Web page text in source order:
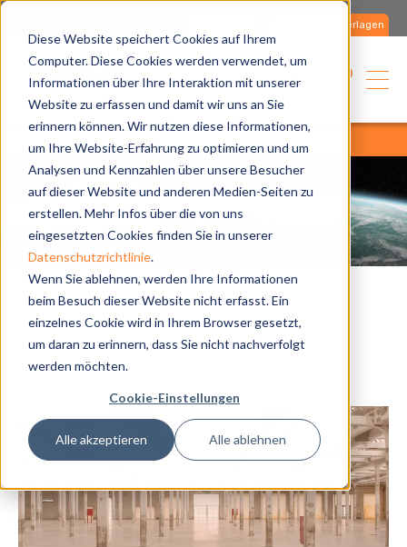
Diese Website speichert Cookies auf Ihrem
Computer. Diese Cookies werden verwendet, um
Informationen über Ihre Interaktion mit unserer
Website zu erfassen und damit wir uns an Sie
erinnern können. Wir nutzen diese Informationen,
um Ihre Website-Erfahrung zu optimieren und um
Analysen und Kennzahlen über unsere Besucher
auf dieser Website und anderen Medien-Seiten zu
erstellen. Mehr Infos über die von uns
eingesetzten Cookies finden Sie in unserer
Datenschutzrichtlinie.
Wenn Sie ablehnen, werden Ihre Informationen
beim Besuch dieser Website nicht erfasst. Ein
einzelnes Cookie wird in Ihrem Browser gesetzt,
um daran zu erinnern, dass Sie nicht nachverfolgt
werden möchten.
Cookie-Einstellungen
Alle akzeptieren Alle ablehnen
Produktunterlagen
Deutsch
Technische Einblicke